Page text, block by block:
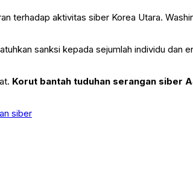
terhadap aktivitas siber Korea Utara.
sanksi kepada sejumlah individu dan
Korut bantah tuduhan serangan siber
siber